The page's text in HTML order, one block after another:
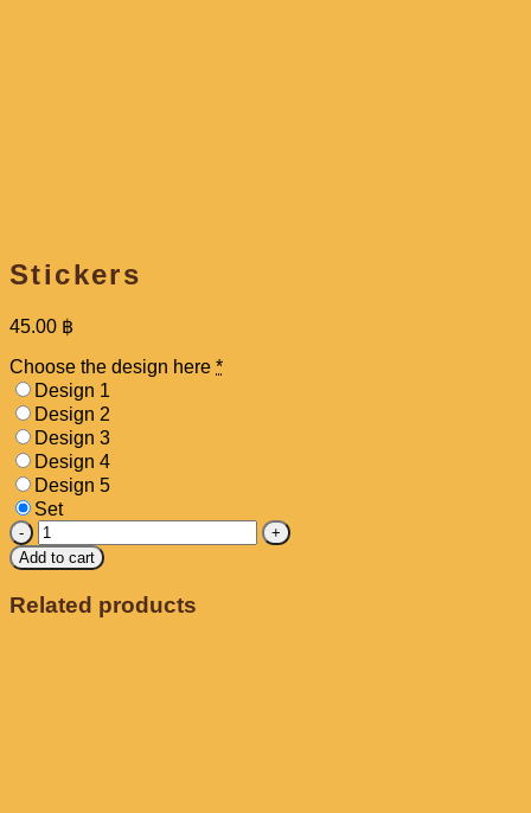
Stickers
45.00 ฿
Choose the design here *
Design 1
Design 2
Design 3
Design 4
Design 5
Set
Stickers
quantity
Add to cart
Related products